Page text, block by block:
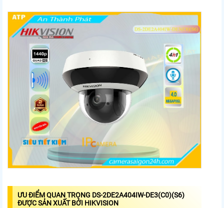
ƯU ĐIỂM QUAN TRỌNG DS-2DE2A404IW-DE3(C0)(S6)
ĐƯỢC SẢN XUẤT BỞI HIKVISION